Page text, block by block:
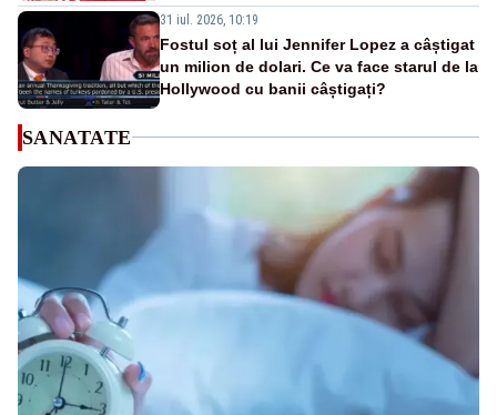
31 iul. 2026, 10:19
Fostul soț al lui Jennifer Lopez a câștigat
un milion de dolari. Ce va face starul de la
Hollywood cu banii câștigați?
SANATATE